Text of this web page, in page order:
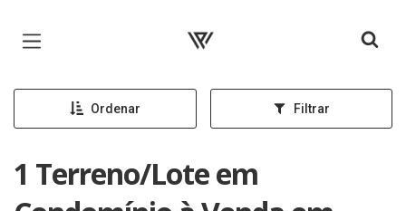
Página inicial
Ordenar Filtrar
1 Terreno/Lote em